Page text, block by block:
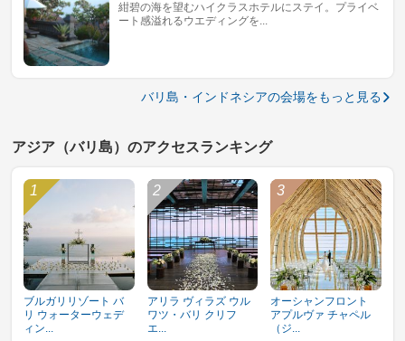
紺碧の海を望むハイクラスホテルにステイ。プライベ
ート感溢れるウエディングを...
バリ島・インドネシアの会場をもっと見る
アジア（バリ島）のアクセスランキング
ブルガリリゾート バ
リ ウォーターウェデ
ィン...
アリラ ヴィラズ ウル
ワツ・バリ クリフ
エ...
オーシャンフロント
アプルヴァ チャペル
（ジ...